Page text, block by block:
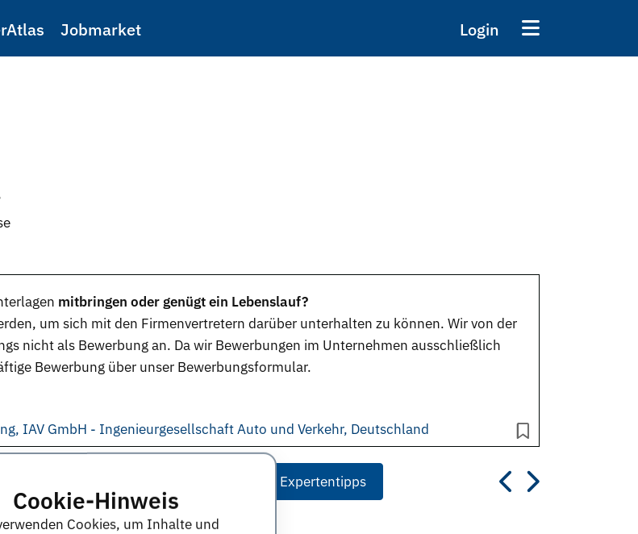
Cookie-Hinweis
Cookies, um Inhalte und
Jobmarket Login
mitbringen oder genügt ein Lebenslauf?
um sich mit den Firmenvertretern darüber unterhalten zu können. Wir von der
nicht als Bewerbung an. Da wir Bewerbungen im Unternehmen ausschließlich
Bewerbung über unser Bewerbungsformular.
IAV GmbH - Ingenieurgesellschaft Auto und Verkehr, Deutschland
diesem Unternehmen Alle Themen & Expertentipps